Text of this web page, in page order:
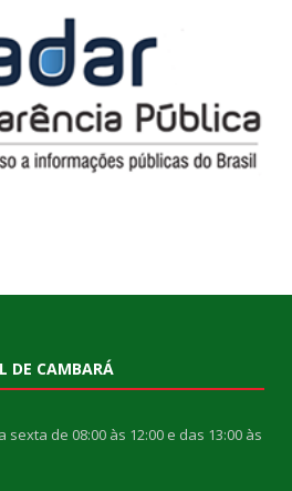
DE CAMBARÁ
de 08:00 às 12:00 e das 13:00 às